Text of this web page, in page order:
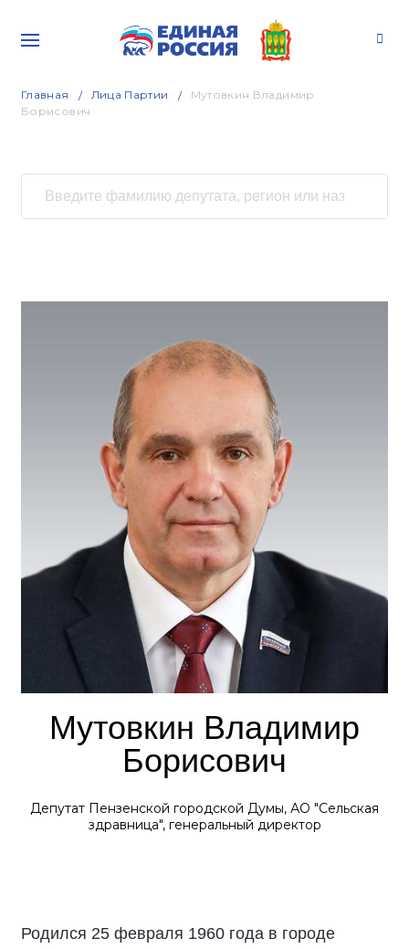
Главная Лица Партии
Мутовкин Владимир
Борисович
Мутовкин Владимир
Борисович
Депутат Пензенской городской Думы, АО "Сельская
здравница", генеральный директор
Родился 25 февраля 1960 года в городе